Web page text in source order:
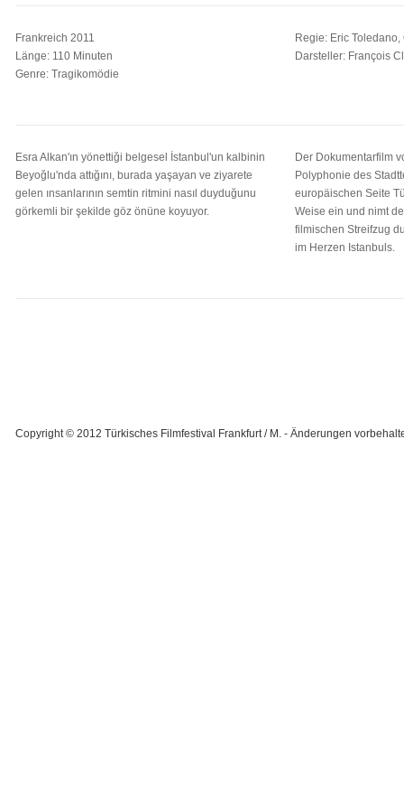
Frankreich 2011
Länge: 110 Minuten
Genre: Tragikomödie
Regie: Eric
Darsteller: François
Esra Alkan'ın yönettiği belgesel İstanbul'un kalbinin
Beyoğlu'nda attığını, burada yaşayan ve ziyarete
gelen ınsanlarının semtin ritmini nasıl duyduğunu
görkemli bir şekilde göz önüne koyuyor.
Der Dokumentarfilm
Polyphonie des
europäischen Seite
Weise ein und nimt
filmischen Streifzug
im Herzen Istanbuls.
Copyright © 2012 Türkisches Filmfestival Frankfurt / M. - Änderungen